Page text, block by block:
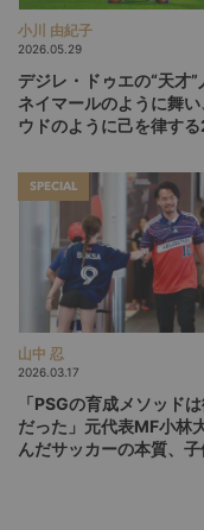
小川 由紀子
2026.05.29
デジレ・ドゥエの“天才”
ネイマールのように舞
ウドのように己を律す
SPECIAL
山中 忍
2026.03.17
「PSGの育成メソッド
だった」元代表MF小林
んだサッカーの本質、子